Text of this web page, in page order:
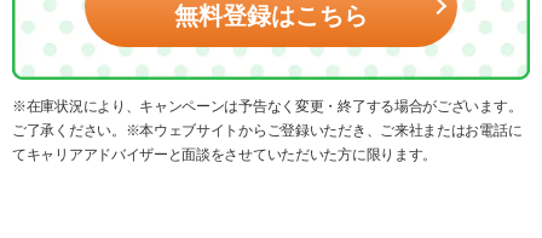
無料登録はこちら
※在庫状況により、キャンペーンは予告なく変更・終了する場合がございます。
ご了承ください。※本ウェブサイトからご登録いただき、ご来社またはお電話に
てキャリアアドバイザーと面談をさせていただいた方に限ります。